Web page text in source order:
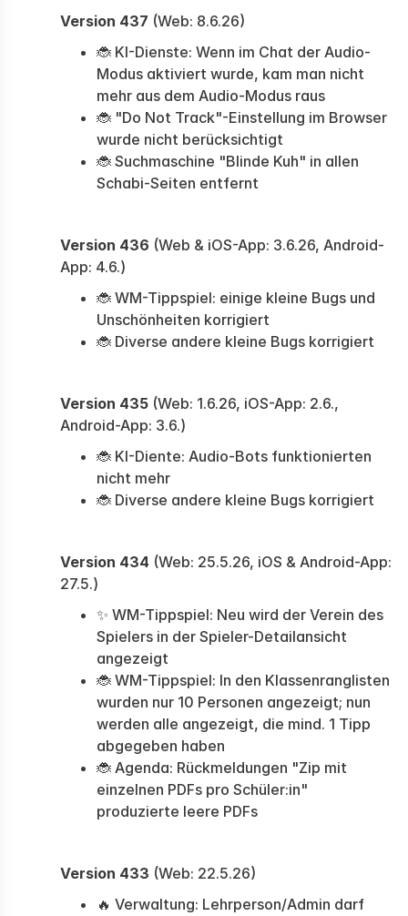
Version 437 (Web: 8.6.26)
🐞 KI-Dienste: Wenn im Chat der Audio-
Modus aktiviert wurde, kam man nicht
mehr aus dem Audio-Modus raus
🐞 "Do Not Track"-Einstellung im Browser
wurde nicht berücksichtigt
🐞 Suchmaschine "Blinde Kuh" in allen
Schabi-Seiten entfernt
Version 436 (Web & iOS-App: 3.6.26, Android-
App: 4.6.)
🐞 WM-Tippspiel: einige kleine Bugs und
Unschönheiten korrigiert
🐞 Diverse andere kleine Bugs korrigiert
Version 435 (Web: 1.6.26, iOS-App: 2.6.,
Android-App: 3.6.)
🐞 KI-Diente: Audio-Bots funktionierten
nicht mehr
🐞 Diverse andere kleine Bugs korrigiert
Version 434 (Web: 25.5.26, iOS & Android-App:
27.5.)
✨ WM-Tippspiel: Neu wird der Verein des
Spielers in der Spieler-Detailansicht
angezeigt
🐞 WM-Tippspiel: In den Klassenranglisten
wurden nur 10 Personen angezeigt; nun
werden alle angezeigt, die mind. 1 Tipp
abgegeben haben
🐞 Agenda: Rückmeldungen "Zip mit
einzelnen PDFs pro Schüler:in"
produzierte leere PDFs
Version 433 (Web: 22.5.26)
🔥 Verwaltung: Lehrperson/Admin darf